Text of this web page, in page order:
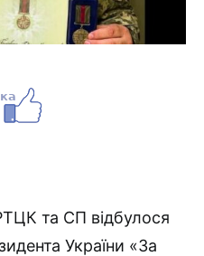
та СП відбулося
України «За